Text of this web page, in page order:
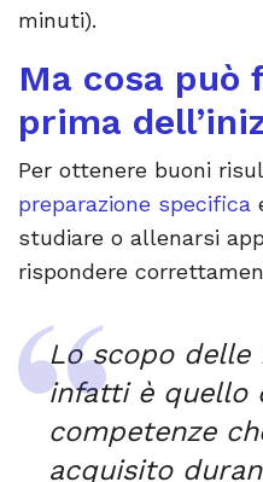
minuti).
Ma cosa può
prima
Per ottenere buoni
preparazione specifica
studiare o allenarsi
rispondere
Lo scopo delle
infatti è quello
competenze
acquisito